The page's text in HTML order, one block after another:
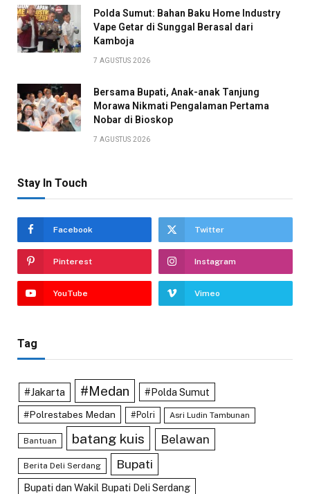
Polda Sumut: Bahan Baku Home Industry
Vape Getar di Sunggal Berasal dari
Kamboja
7 AGUSTUS 2026
Bersama Bupati, Anak-anak Tanjung
Morawa Nikmati Pengalaman Pertama
Nobar di Bioskop
7 AGUSTUS 2026
Stay In Touch
Facebook Twitter
Pinterest Instagram
YouTube Vimeo
Tag
#Jakarta #Medan #Polda Sumut
#Polrestabes Medan #Polri Asri Ludin Tambunan
Bantuan batang kuis Belawan
Berita Deli Serdang Bupati
Bupati dan Wakil Bupati Deli Serdang